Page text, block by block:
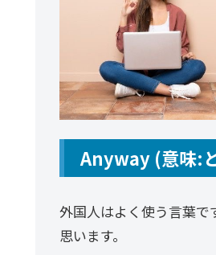
Anyway (意味:
外国人はよく使う言葉で
思います。